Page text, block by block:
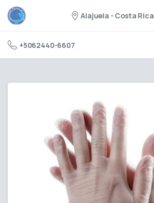
Alajuela - Costa Rica
+5062440-6607